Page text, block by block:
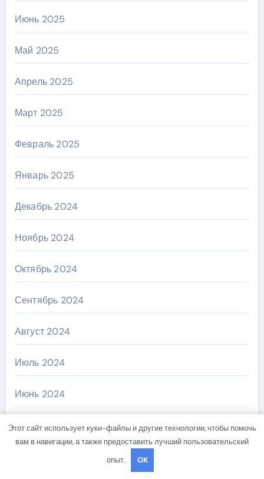
Июнь 2025
Май 2025
Апрель 2025
Март 2025
Февраль 2025
Январь 2025
Декабрь 2024
Ноябрь 2024
Октябрь 2024
Сентябрь 2024
Август 2024
Июль 2024
Июнь 2024
Май 2024
Этот сайт использует куки-файлы и другие технологии, чтобы помочь
вам в навигации, а также предоставить лучший пользовательский
опыт.
OK